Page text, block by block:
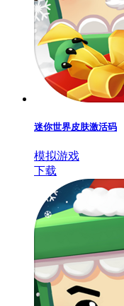
迷你世界皮肤激活码
模拟游戏
下载